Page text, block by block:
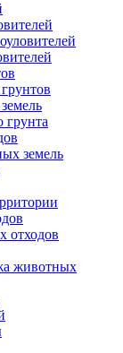
грунта
земель
отходов
животных